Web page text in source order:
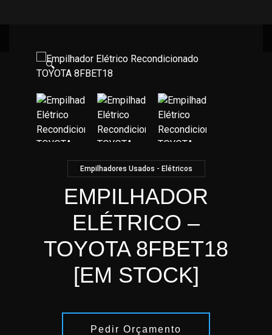
🔍
Empilhadores Usados - Elétricos
EMPILHADOR
ELÉTRICO –
TOYOTA 8FBET18
[EM STOCK]
Pedir Orçamento